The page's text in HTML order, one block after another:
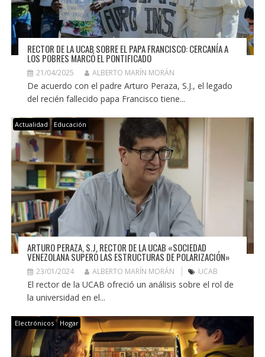
RECTOR DE LA UCAB SOBRE EL PAPA FRANCISCO: CERCANÍA A
LOS POBRES MARCÓ EL PONTIFICADO
21/04/2025 ALBERTO MARÍN MORÁN
De acuerdo con el padre Arturo Peraza, S.J., el legado
del recién fallecido papa Francisco tiene...
Actualidad Educación
ARTURO PERAZA, S.J. RECTOR DE LA UCAB «SOCIEDAD
VENEZOLANA SUPERÓ LAS ESTRUCTURAS DE POLARIZACIÓN»
23/01/2024 ALBERTO MARÍN MORÁN UCAB
El rector de la UCAB ofreció un análisis sobre el rol de
la universidad en el...
Electrónicos Hogar